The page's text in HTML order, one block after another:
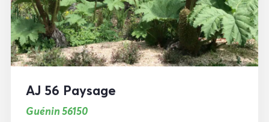
AJ 56 Paysage
Guénin 56150